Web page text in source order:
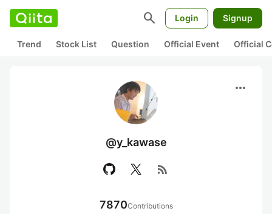
search Login Signup
Trend Stock List Question Official Event Official
more_horiz
@y_kawase
rss_feed
7870Contributions